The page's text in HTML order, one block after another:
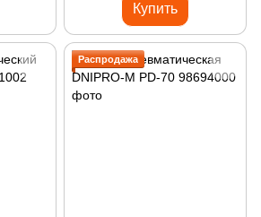
Купить
Распродажа